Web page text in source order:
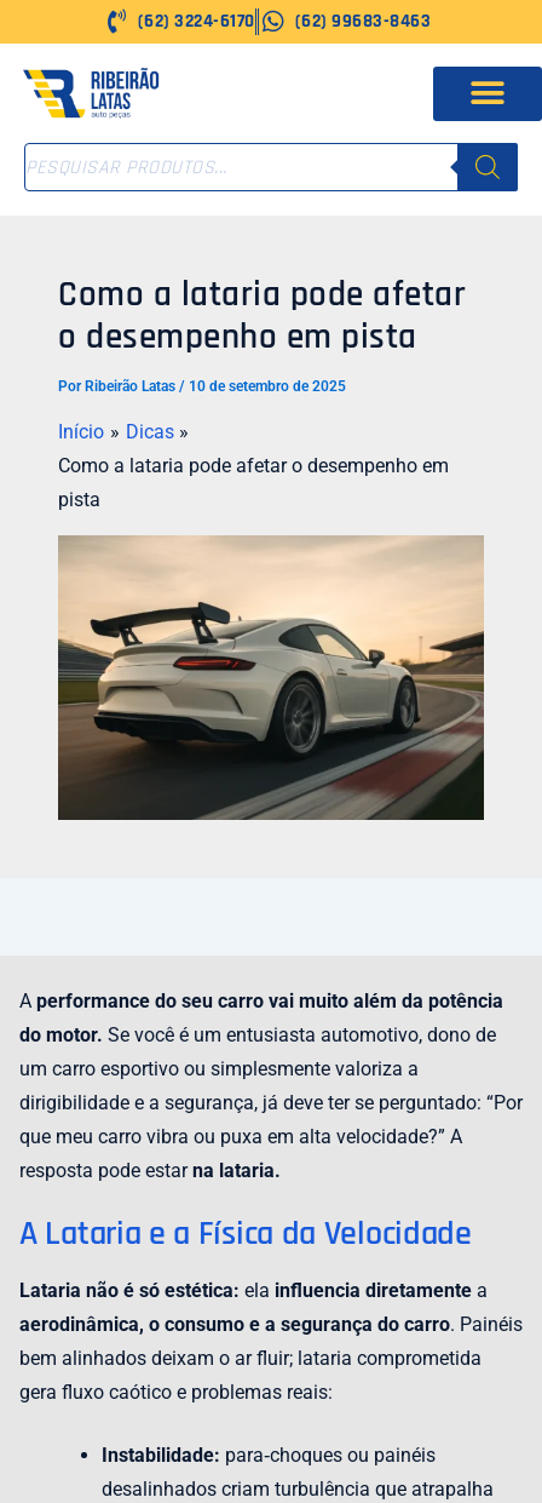
para
conteúdo
(62) 3224-6170 (62) 99683-8463
PESQUISAR
PRODUTOS
Como a lataria pode afetar
o desempenho em pista
Por Ribeirão Latas / 10 de setembro de 2025
Início
Dicas
Como a lataria pode afetar o desempenho em
pista
A performance do seu carro vai muito além da potência
do motor. Se você é um entusiasta automotivo, dono de
um carro esportivo ou simplesmente valoriza a
dirigibilidade e a segurança, já deve ter se perguntado: “Por
que meu carro vibra ou puxa em alta velocidade?” A
resposta pode estarna lataria.
A Lataria e a Física da Velocidade
Lataria não é só estética: ela influencia diretamente a
aerodinâmica, o consumo e a segurança do carro. Painéis
bem alinhados deixam o ar fluir; lataria comprometida
gera fluxo caótico e problemas reais:
Instabilidade: para‑choques ou painéis
desalinhados criam turbulência que atrapalha